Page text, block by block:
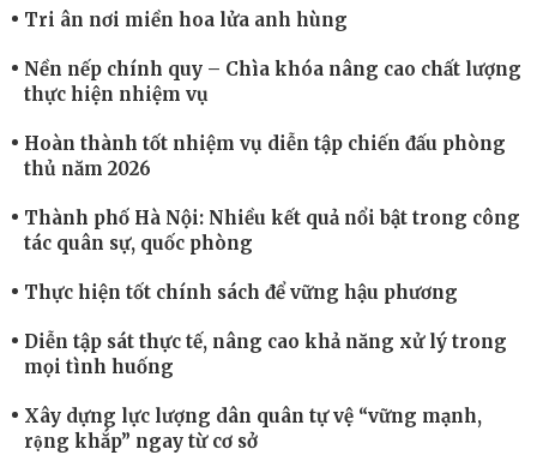
Tri ân nơi miền hoa lửa anh hùng
Nền nếp chính quy – Chìa khóa nâng cao chất lượng
thực hiện nhiệm vụ
Hoàn thành tốt nhiệm vụ diễn tập chiến đấu phòng
thủ năm 2026
Thành phố Hà Nội: Nhiều kết quả nổi bật trong công
tác quân sự, quốc phòng
Thực hiện tốt chính sách để vững hậu phương
Diễn tập sát thực tế, nâng cao khả năng xử lý trong
mọi tình huống
Xây dựng lực lượng dân quân tự vệ “vững mạnh,
rộng khắp” ngay từ cơ sở